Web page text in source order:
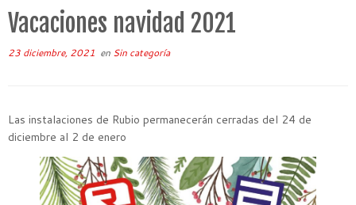
Vacaciones navidad 2021
23 diciembre, 2021 en Sin categoría
Las instalaciones de Rubio permanecerán cerradas del 24 de
diciembre al 2 de enero